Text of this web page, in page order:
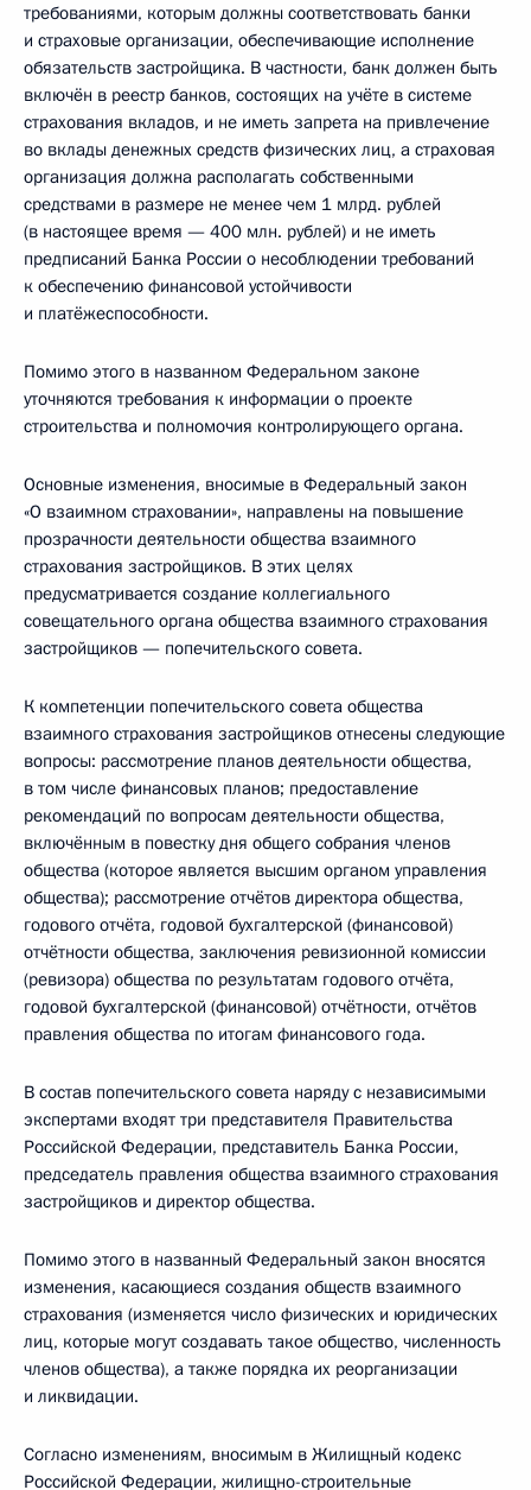
требованиями, которым должны соответствовать банки
и страховые организации, обеспечивающие исполнение
обязательств застройщика. В частности, банк должен быть
включён в реестр банков, состоящих на учёте в системе
страхования вкладов, и не иметь запрета на привлечение
во вклады денежных средств физических лиц, а страховая
организация должна располагать собственными
средствами в размере не менее чем 1 млрд. рублей
(в настоящее время — 400 млн. рублей) и не иметь
предписаний Банка России о несоблюдении требований
к обеспечению финансовой устойчивости
и платёжеспособности.
Помимо этого в названном Федеральном законе
уточняются требования к информации о проекте
строительства и полномочия контролирующего органа.
Основные изменения, вносимые в Федеральный закон
«О взаимном страховании», направлены на повышение
прозрачности деятельности общества взаимного
страхования застройщиков. В этих целях
предусматривается создание коллегиального
совещательного органа общества взаимного страхования
застройщиков — попечительского совета.
К компетенции попечительского совета общества
взаимного страхования застройщиков отнесены следующие
вопросы: рассмотрение планов деятельности общества,
в том числе финансовых планов; предоставление
рекомендаций по вопросам деятельности общества,
включённым в повестку дня общего собрания членов
общества (которое является высшим органом управления
общества); рассмотрение отчётов директора общества,
годового отчёта, годовой бухгалтерской (финансовой)
отчётности общества, заключения ревизионной комиссии
(ревизора) общества по результатам годового отчёта,
годовой бухгалтерской (финансовой) отчётности, отчётов
правления общества по итогам финансового года.
В состав попечительского совета наряду с независимыми
экспертами входят три представителя Правительства
Российской Федерации, представитель Банка России,
председатель правления общества взаимного страхования
застройщиков и директор общества.
Помимо этого в названный Федеральный закон вносятся
изменения, касающиеся создания обществ взаимного
страхования (изменяется число физических и юридических
лиц, которые могут создавать такое общество, численность
членов общества), а также порядка их реорганизации
и ликвидации.
Согласно изменениям, вносимым в Жилищный кодекс
Российской Федерации, жилищно-строительные